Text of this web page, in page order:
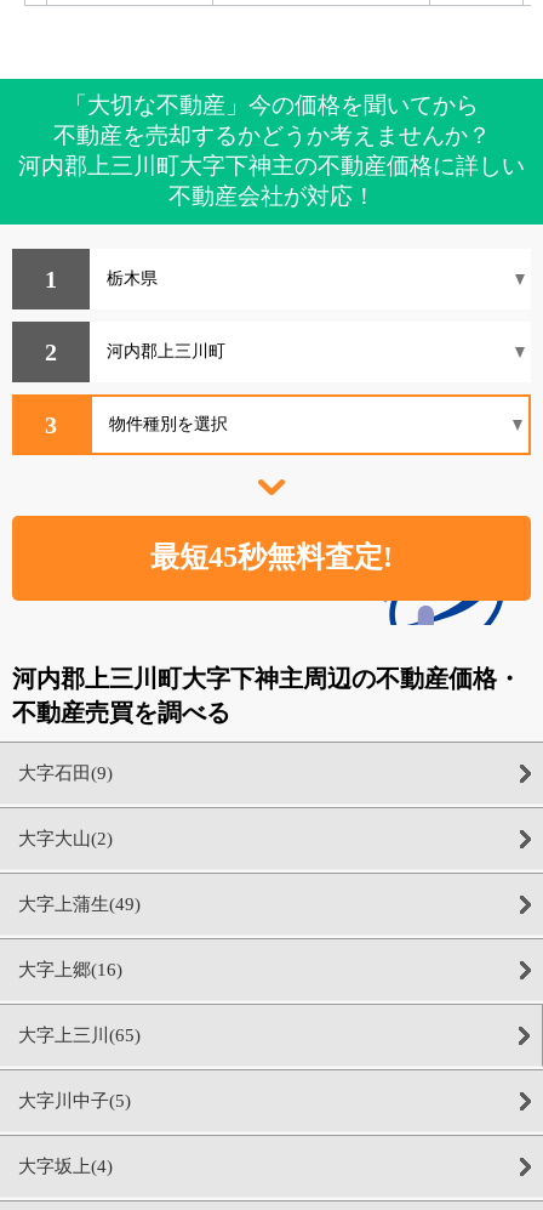
「大切な不動産」今の価格を聞いてから
不動産を売却するかどうか考えませんか？
河内郡上三川町大字下神主の不動産価格に詳しい
不動産会社が対応！
1
2
3
河内郡上三川町大字下神主周辺の不動産価格・
不動産売買を調べる
大字石田(9)
大字大山(2)
大字上蒲生(49)
大字上郷(16)
大字上三川(65)
大字川中子(5)
大字坂上(4)